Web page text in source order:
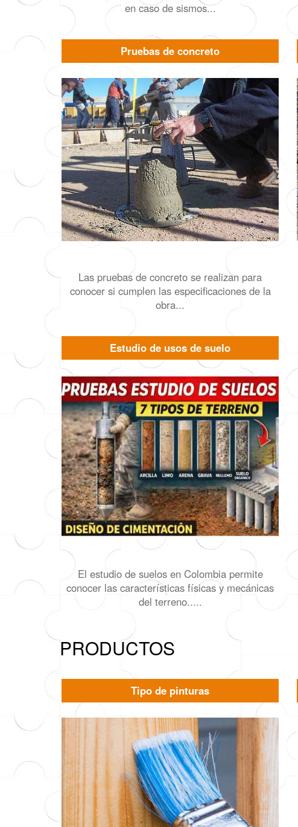
en caso de sismos...
Pruebas de concreto
Las pruebas de concreto se realizan para
conocer si cumplen las especificaciones de la
obra...
Estudio de usos de suelo
El estudio de suelos en Colombia permite
conocer las características físicas y mecánicas
del terreno.....
PRODUCTOS
Tipo de pinturas